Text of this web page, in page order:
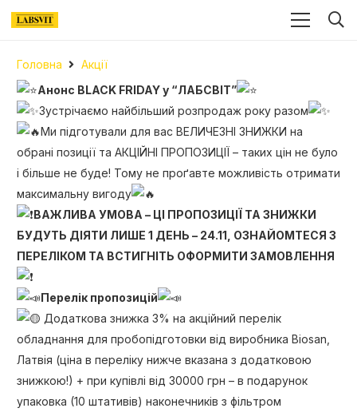
Головна
Акції
Анонс BLACK FRIDAY у “ЛАБСВІТ”
Зустрічаємо найбільший розпродаж року разом
Ми підготували для вас ВЕЛИЧЕЗНІ ЗНИЖКИ на
обрані позиції та АКЦІЙНІ ПРОПОЗИЦІЇ – таких цін не було
і більше не буде! Тому не проґавте можливість отримати
максимальну вигоду
ВАЖЛИВА УМОВА – ЦІ ПРОПОЗИЦІЇ ТА ЗНИЖКИ
БУДУТЬ ДІЯТИ ЛИШЕ 1 ДЕНЬ – 24.11, ОЗНАЙОМТЕСЯ З
ПЕРЕЛІКОМ ТА ВСТИГНІТЬ ОФОРМИТИ ЗАМОВЛЕННЯ
Перелік пропозицій
Додаткова знижка 3% на акційний перелік
обладнання для пробопідготовки від виробника Biosan,
Латвія (ціна в переліку нижче вказана з додатковою
знижкою!) + при купівлі від 30000 грн – в подарунок
упаковка (10 штативів) наконечників з фільтром